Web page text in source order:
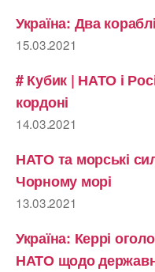
Україна: Два
15.03.2021
# Кубик | НАТО і
кордоні
14.03.2021
НАТО та морські
Чорному морі
13.03.2021
Україна: Керрі
НАТО щодо